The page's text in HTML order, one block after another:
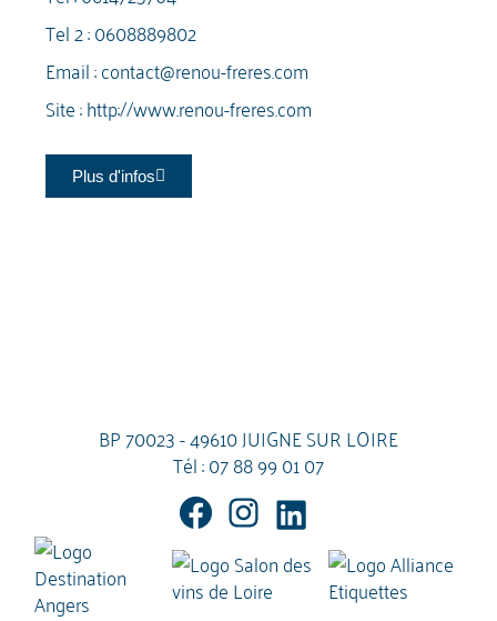
Tel 2 :0608889802
Email :contact@renou-freres.com
Site :http://www.renou-freres.com
Plus d'infos
BP 70023 - 49610 JUIGNE SUR LOIRE
Tél :07 88 99 01 07